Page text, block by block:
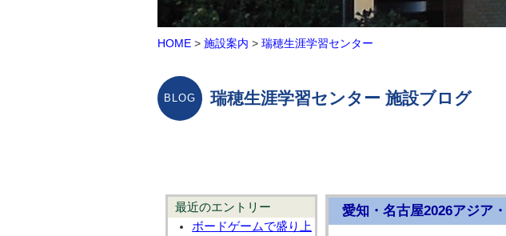
HOME > 施設案内 > 瑞穂生涯学習センター
瑞穂生涯学習センター 施設ブログ
最近のエントリー
ボードゲームで盛り上
愛知・名古屋2026アジア